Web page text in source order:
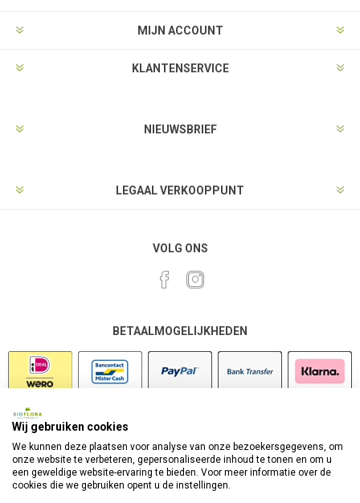
MIJN ACCOUNT
KLANTENSERVICE
NIEUWSBRIEF
LEGAAL VERKOOPPUNT
VOLG ONS
BETAALMOGELIJKHEDEN
Wij gebruiken cookies
We kunnen deze plaatsen voor analyse van onze bezoekersgegevens, om
onze website te verbeteren, gepersonaliseerde inhoud te tonen en om u
een geweldige website-ervaring te bieden. Voor meer informatie over de
cookies die we gebruiken opent u de instellingen.